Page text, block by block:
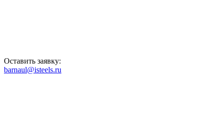
Оставить заявку:
barnaul@isteels.ru